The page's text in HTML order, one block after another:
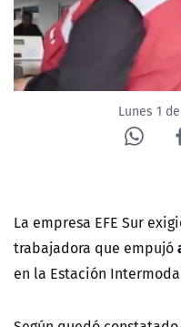
CORPORATIVO Y
CANAL DE DENUNCIAS
ÁREA DE PROYECTOS
Lunes 1
La empresa EFE Sur
trabajadora que empujó
en la Estación